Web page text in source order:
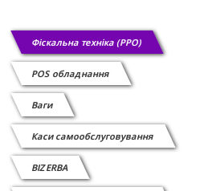
Фіскальна техніка (РРО)
POS обладнання
Ваги
Каси самообслуговування
BIZERBA